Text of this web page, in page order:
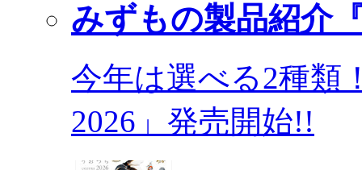
みずもの製品紹介
今年は選べる2種類
2026」発売開始!!